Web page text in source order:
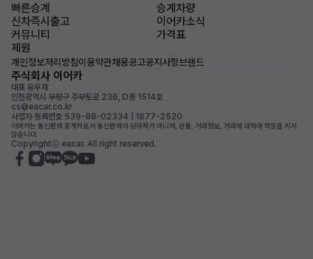
빠른승계
승계차량
신차즉시출고
이어카소식
커뮤니티
가격표
제원
개인정보처리방침이용약관채용공고공지사항브랜드
주식회사 이어카
대표 유우재
인천광역시 부평구 주부토로 236, D동 1514호
cs@eacar.co.kr
사업자 등록번호 539-88-02334 | 1877-2520
이어카는 통신판매 중개자로서 통신판매의 당사자가 아니며, 상품, 거래정보, 거래에 대하여 책임을 지지
않습니다.
Copyrightⓒ eacar. All right reserved.